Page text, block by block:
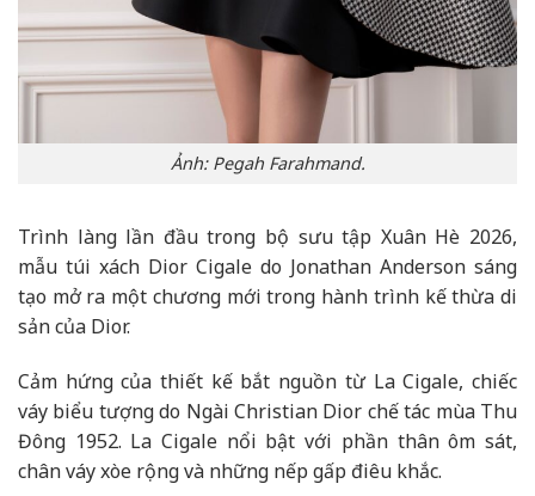
Ảnh: Pegah Farahmand.
Trình làng lần đầu trong bộ sưu tập Xuân Hè 2026,
mẫu túi xách Dior Cigale do Jonathan Anderson sáng
tạo mở ra một chương mới trong hành trình kế thừa di
sản của Dior.
Cảm hứng của thiết kế bắt nguồn từ La Cigale, chiếc
váy biểu tượng do Ngài Christian Dior chế tác mùa Thu
Đông 1952. La Cigale nổi bật với phần thân ôm sát,
chân váy xòe rộng và những nếp gấp điêu khắc.